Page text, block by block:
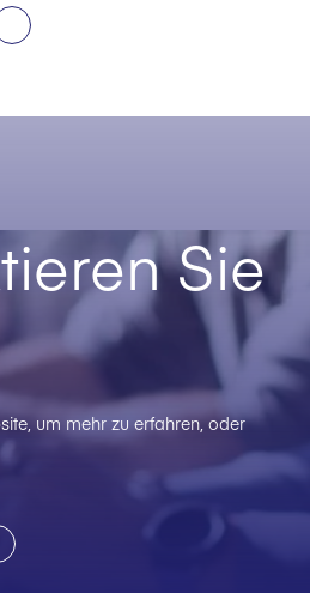
Sie
um mehr zu erfahren, oder